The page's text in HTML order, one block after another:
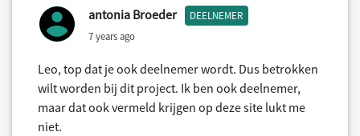
antonia Broeder DEELNEMER
7 years ago
Leo, top dat je ook deelnemer wordt. Dus betrokken
wilt worden bij dit project. Ik ben ook deelnemer,
maar dat ook vermeld krijgen op deze site lukt me
niet.